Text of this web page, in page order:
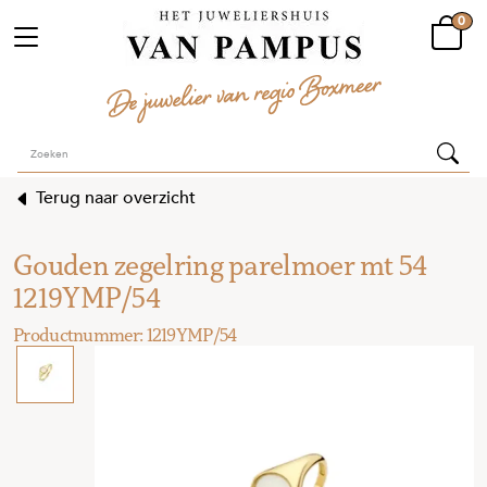
0
Terug naar overzicht
Gouden zegelring parelmoer mt 54
1219YMP/54